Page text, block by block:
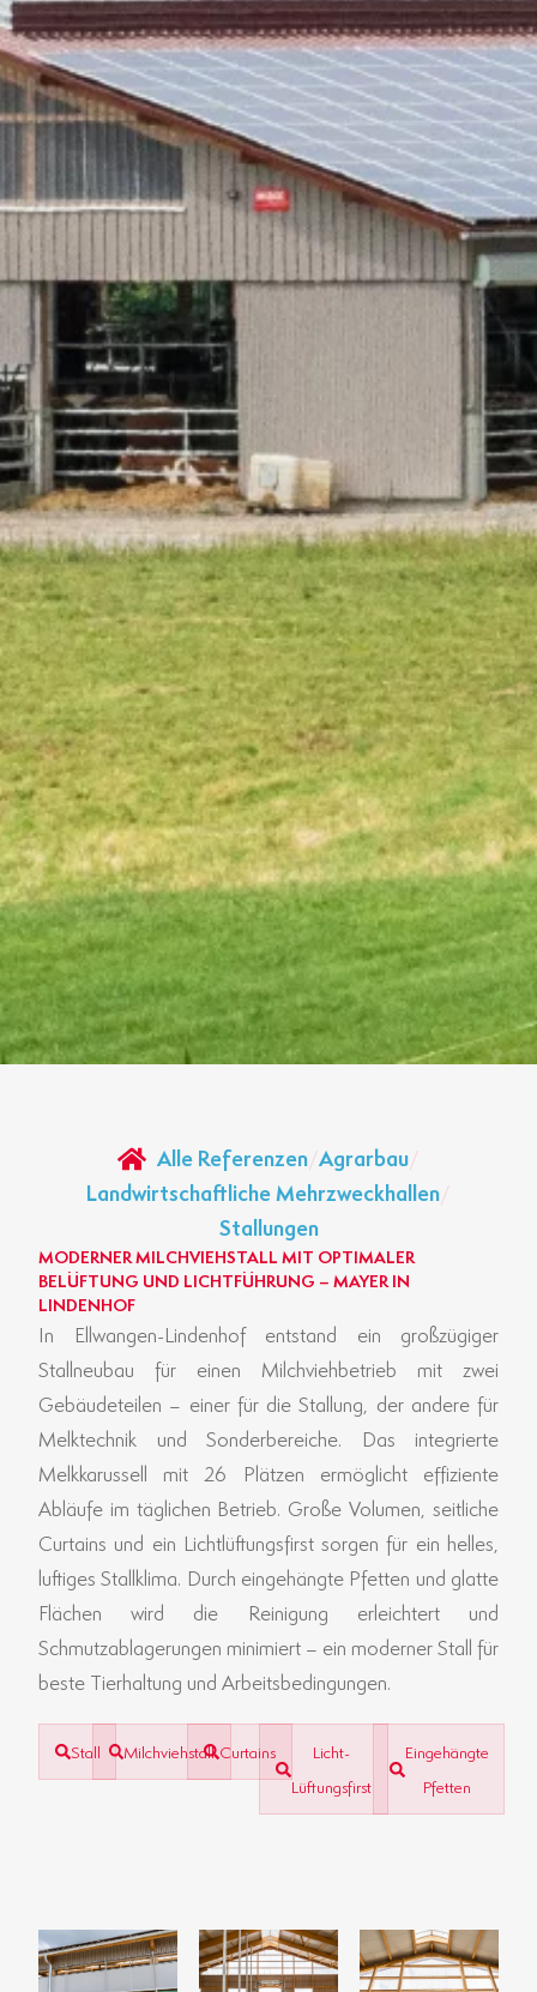
Alle Referenzen/Agrarbau/
Landwirtschaftliche Mehrzweckhallen/
Stallungen
MODERNER MILCHVIEHSTALL MIT OPTIMALER
BELÜFTUNG UND LICHTFÜHRUNG – MAYER IN
LINDENHOF
In Ellwangen-Lindenhof entstand ein großzügiger
Stallneubau für einen Milchviehbetrieb mit zwei
Gebäudeteilen – einer für die Stallung, der andere für
Melktechnik und Sonderbereiche. Das integrierte
Melkkarussell mit 26 Plätzen ermöglicht effiziente
Abläufe im täglichen Betrieb. Große Volumen, seitliche
Curtains und ein Lichtlüftungsfirst sorgen für ein helles,
luftiges Stallklima. Durch eingehängte Pfetten und glatte
Flächen wird die Reinigung erleichtert und
Schmutzablagerungen minimiert – ein moderner Stall für
beste Tierhaltung und Arbeitsbedingungen.
Stall Milchviehstall Curtains
Licht-
Lüftungsfirst
Eingehängte
Pfetten